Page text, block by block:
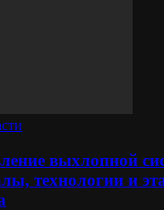
выхлопной
технологии и